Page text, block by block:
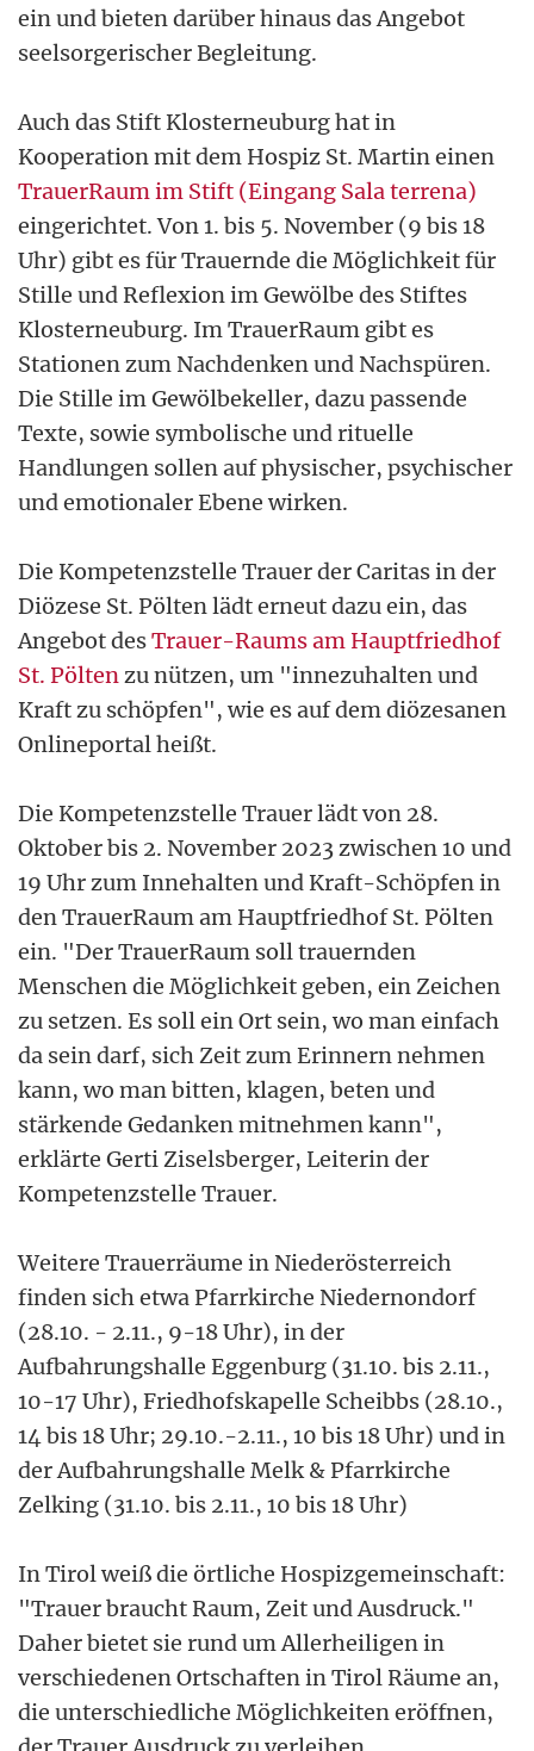
ein und bieten darüber hinaus das Angebot
seelsorgerischer Begleitung.
Auch das Stift Klosterneuburg hat in
Kooperation mit dem Hospiz St. Martin einen
TrauerRaum im Stift (Eingang Sala terrena)
eingerichtet. Von 1. bis 5. November (9 bis 18
Uhr) gibt es für Trauernde die Möglichkeit für
Stille und Reflexion im Gewölbe des Stiftes
Klosterneuburg. Im TrauerRaum gibt es
Stationen zum Nachdenken und Nachspüren.
Die Stille im Gewölbekeller, dazu passende
Texte, sowie symbolische und rituelle
Handlungen sollen auf physischer, psychischer
und emotionaler Ebene wirken.
Die Kompetenzstelle Trauer der Caritas in der
Diözese St. Pölten lädt erneut dazu ein, das
Angebot desTrauer-Raums am Hauptfriedhof
St. Pöltenzu nützen, um "innezuhalten und
Kraft zu schöpfen", wie es auf dem diözesanen
Onlineportal heißt.
Die Kompetenzstelle Trauer lädt von 28.
Oktober bis 2. November 2023 zwischen 10 und
19 Uhr zum Innehalten und Kraft-Schöpfen in
den TrauerRaum am Hauptfriedhof St. Pölten
ein. "Der TrauerRaum soll trauernden
Menschen die Möglichkeit geben, ein Zeichen
zu setzen. Es soll ein Ort sein, wo man einfach
da sein darf, sich Zeit zum Erinnern nehmen
kann, wo man bitten, klagen, beten und
stärkende Gedanken mitnehmen kann",
erklärte Gerti Ziselsberger, Leiterin der
Kompetenzstelle Trauer.
Weitere Trauerräume in Niederösterreich
finden sich etwa Pfarrkirche Niedernondorf
(28.10. - 2.11., 9-18 Uhr), in der
Aufbahrungshalle Eggenburg (31.10. bis 2.11.,
10-17 Uhr), Friedhofskapelle Scheibbs (28.10.,
14 bis 18 Uhr; 29.10.-2.11., 10 bis 18 Uhr) und in
der Aufbahrungshalle Melk & Pfarrkirche
Zelking (31.10. bis 2.11., 10 bis 18 Uhr)
In Tirol weiß die örtliche Hospizgemeinschaft:
"Trauer braucht Raum, Zeit und Ausdruck."
Daher bietet sie rund um Allerheiligen in
verschiedenen Ortschaften in Tirol Räume an,
die unterschiedliche Möglichkeiten eröffnen,